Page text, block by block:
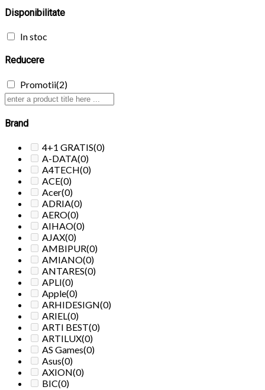
Disponibilitate
In stoc
Reducere
Promotii(2)
Brand
4+1 GRATIS(0)
A-DATA(0)
A4TECH(0)
ACE(0)
Acer(0)
ADRIA(0)
AERO(0)
AIHAO(0)
AJAX(0)
AMBIPUR(0)
AMIANO(0)
ANTARES(0)
APLI(0)
Apple(0)
ARHIDESIGN(0)
ARIEL(0)
ARTI BEST(0)
ARTILUX(0)
AS Games(0)
Asus(0)
AXION(0)
BIC(0)